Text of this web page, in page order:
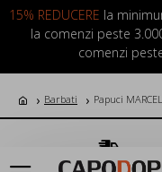
15% REDUCERE la
la comenzi peste
comenzi
LOGIN INREGISTRARE
Barbati Papuci
Transport Gratuit